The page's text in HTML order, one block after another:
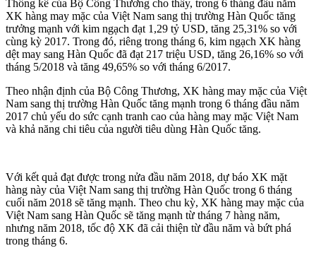
Thống kê của Bộ Công Thương cho thấy, trong 6 tháng đầu năm
XK hàng may mặc của Việt Nam sang thị trường Hàn Quốc tăng
trưởng mạnh với kim ngạch đạt 1,29 tỷ USD, tăng 25,31% so với
cùng kỳ 2017. Trong đó, riêng trong tháng 6, kim ngạch XK hàng
dệt may sang Hàn Quốc đã đạt 217 triệu USD, tăng 26,16% so với
tháng 5/2018 và tăng 49,65% so với tháng 6/2017.
Theo nhận định của Bộ Công Thương, XK hàng may mặc của Việt
Nam sang thị trường Hàn Quốc tăng mạnh trong 6 tháng đầu năm
2017 chủ yếu do sức cạnh tranh cao của hàng may mặc Việt Nam
và khả năng chi tiêu của người tiêu dùng Hàn Quốc tăng.
Với kết quả đạt được trong nửa đầu năm 2018, dự báo XK mặt
hàng này của Việt Nam sang thị trường Hàn Quốc trong 6 tháng
cuối năm 2018 sẽ tăng mạnh. Theo chu kỳ, XK hàng may mặc của
Việt Nam sang Hàn Quốc sẽ tăng mạnh từ tháng 7 hàng năm,
nhưng năm 2018, tốc độ XK đã cải thiện từ đầu năm và bứt phá
trong tháng 6.